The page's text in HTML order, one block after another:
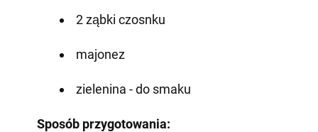
2 ząbki czosnku
majonez
zielenina - do smaku
Sposób przygotowania: